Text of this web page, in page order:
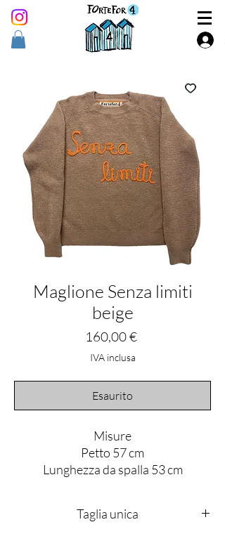
Maglione Senza limiti
beige
160,00 €Prezzo
IVA inclusa
Esaurito
Misure
Petto 57 cm
Lunghezza da spalla 53 cm
Taglia unica